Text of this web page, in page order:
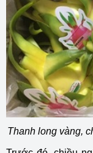
Thanh long vàng,